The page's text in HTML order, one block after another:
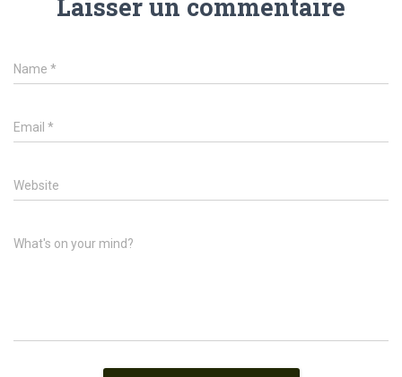
Laisser un commentaire
Name *
Email *
Website
What's on your mind?